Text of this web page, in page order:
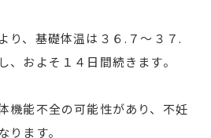
り、基礎体温は３６.７〜３７.
およそ１４日間続きます。
機能不全の可能性があり、不妊
ります。